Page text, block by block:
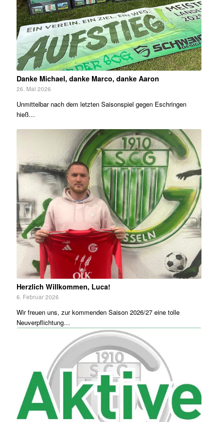
Danke Michael, danke Marco, danke Aaron
26. Mai 2026
Unmittelbar nach dem letzten Saisonspiel gegen Eschringen
hieß…
Herzlich Willkommen, Luca!
6. Februar 2026
Wir freuen uns, zur kommenden Saison 2026/27 eine tolle
Neuverpflichtung…